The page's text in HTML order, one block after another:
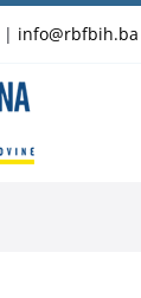
| info@rbfbih.ba